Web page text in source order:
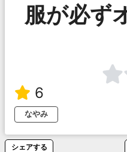
服が必ず
6
なやみ
シェアする